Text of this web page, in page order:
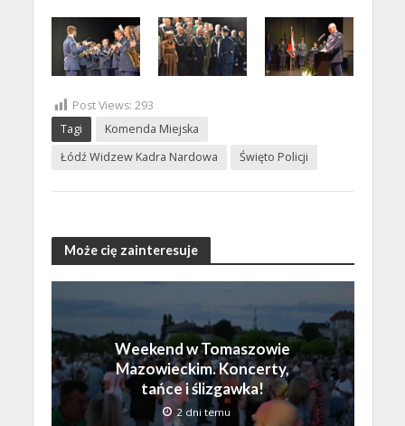
Post Views: 293
Tagi
Komenda Miejska
Łódź Widzew Kadra Nardowa
Święto Policji
Może cię zainteresuje
Weekend w Tomaszowie
Mazowieckim. Koncerty,
tańce i ślizgawka!
2 dni temu